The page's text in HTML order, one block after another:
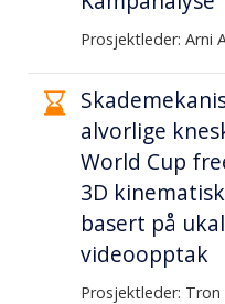
Prosjektleder: Arni
alvorlige
World Cup
3D
basert på
videoopptak
Prosjektleder: Tron